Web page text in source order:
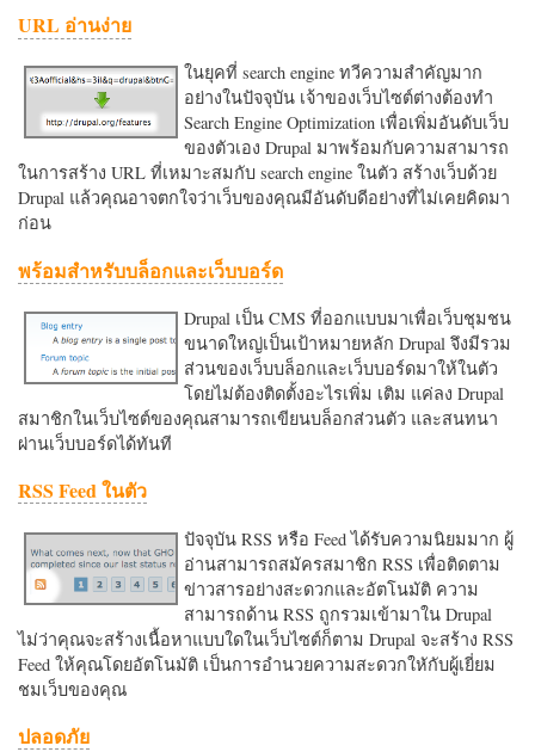
URL อ่านง่าย
ในยุคที่ search engine ทวีความสำคัญมาก
อย่างในปัจจุบัน เจ้าของเว็บไซต์ต่างต้องทำ
Search Engine Optimization เพื่อเพิ่มอันดับเว็บ
ของตัวเอง Drupal มาพร้อมกับความสามารถ
ในการสร้าง URL ที่เหมาะสมกับ search engine ในตัว สร้างเว็บด้วย
Drupal แล้วคุณอาจตกใจว่าเว็บของคุณมีอันดับดีอย่างที่ไม่เคยคิดมา
ก่อน
พร้อมสำหรับบล็อกและเว็บบอร์ด
Drupal เป็น CMS ที่ออกแบบมาเพื่อเว็บชุมชน
ขนาดใหญ่เป็นเป้าหมายหลัก Drupal จึงมีรวม
ส่วนของเว็บบล็อกและเว็บบอร์ดมาให้ในตัว
โดยไม่ต้องติดตั้งอะไรเพิ่ม เติม แค่ลง Drupal
สมาชิกในเว็บไซต์ของคุณสามารถเขียนบล็อกส่วนตัว และสนทนา
ผ่านเว็บบอร์ดได้ทันที
RSS Feed ในตัว
ปัจจุบัน RSS หรือ Feed ได้รับความนิยมมาก ผู้
อ่านสามารถสมัครสมาชิก RSS เพื่อติดตาม
ข่าวสารอย่างสะดวกและอัตโนมัติ ความ
สามารถด้าน RSS ถูกรวมเข้ามาใน Drupal
ไม่ว่าคุณจะสร้างเนื้อหาแบบใดในเว็บไซต์ก็ตาม Drupal จะสร้าง RSS
Feed ให้คุณโดยอัตโนมัติ เป็นการอำนวยความสะดวกใหักับผู้เยี่ยม
ชมเว็บของคุณ
ปลอดภัย